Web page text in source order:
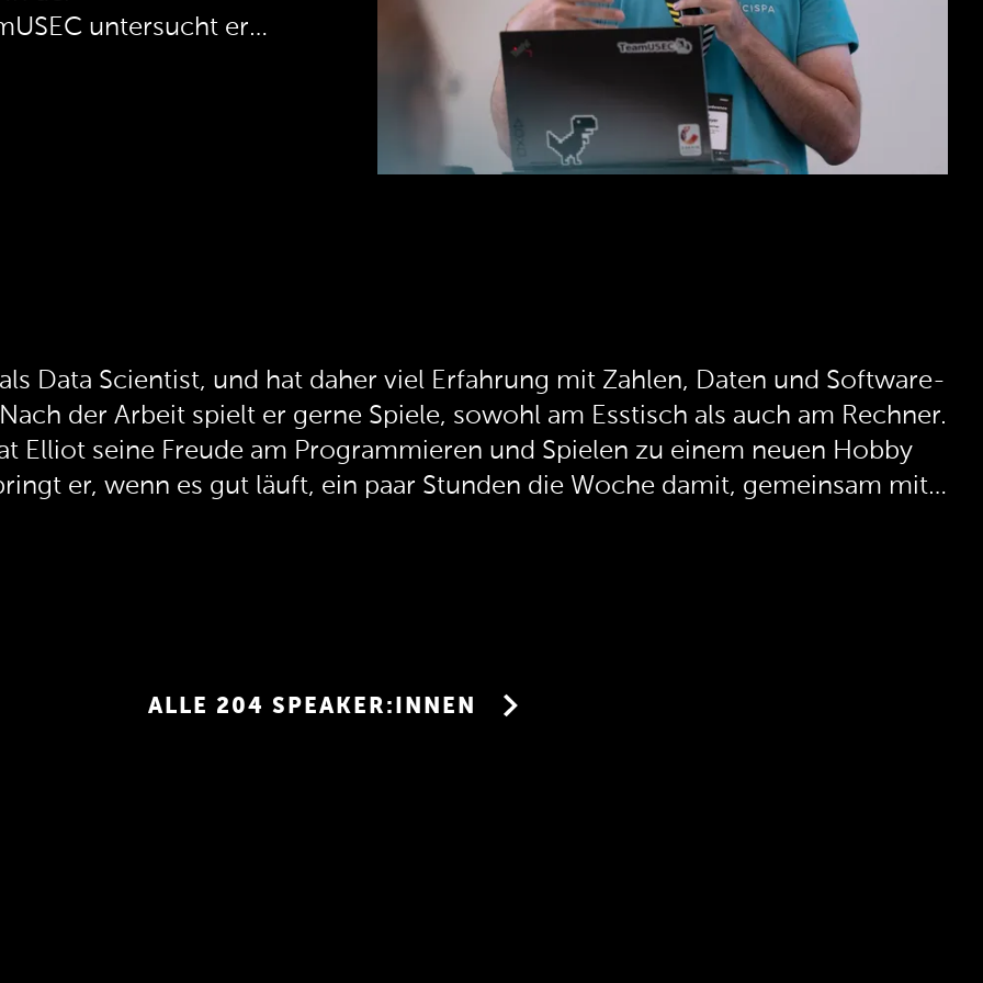
untersucht er
– von
zu fördern. Aktuell
von Phishing-
sicherheitsrelevanter
Data Scientist, und hat daher viel Erfahrung mit Zahlen, Daten und Software-
der Arbeit spielt er gerne Spiele, sowohl am Esstisch als auch am Rechner.
Elliot seine Freude am Programmieren und Spielen zu einem neuen Hobby
er, wenn es gut läuft, ein paar Stunden die Woche damit, gemeinsam mit
ALLE 204 SPEAKER:INNEN